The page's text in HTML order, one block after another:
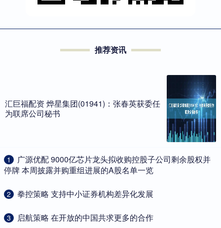
推荐资讯
汇巨福配资 烨星集团(01941)：张春英获委任
为联席公司秘书
1
​广源优配 9000亿芯片龙头拟收购控股子公司剩余股权并
停牌 本周披露并购重组进展的A股名单一览
2 ​拳控策略 支持中小证券机构差异化发展
3 ​启航策略 在开放的中国共求更多的合作